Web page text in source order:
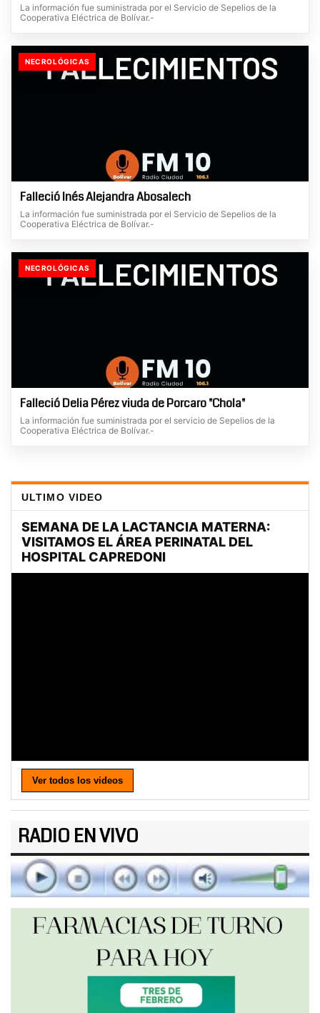
La información fue suministrada por el Servicio de Sepelios de la
Cooperativa Eléctrica de Bolívar.-
NECROLÓGICAS
Falleció Inés Alejandra Abosalech
La información fue suministrada por el Servicio de Sepelios de la
Cooperativa Eléctrica de Bolívar.-
NECROLÓGICAS
Falleció Delia Pérez viuda de Porcaro "Chola"
La información fue suministrada por el servicio de Sepelios de la
Cooperativa Eléctrica de Bolívar.-
ULTIMO VIDEO
Ver todos los videos
RADIO EN VIVO